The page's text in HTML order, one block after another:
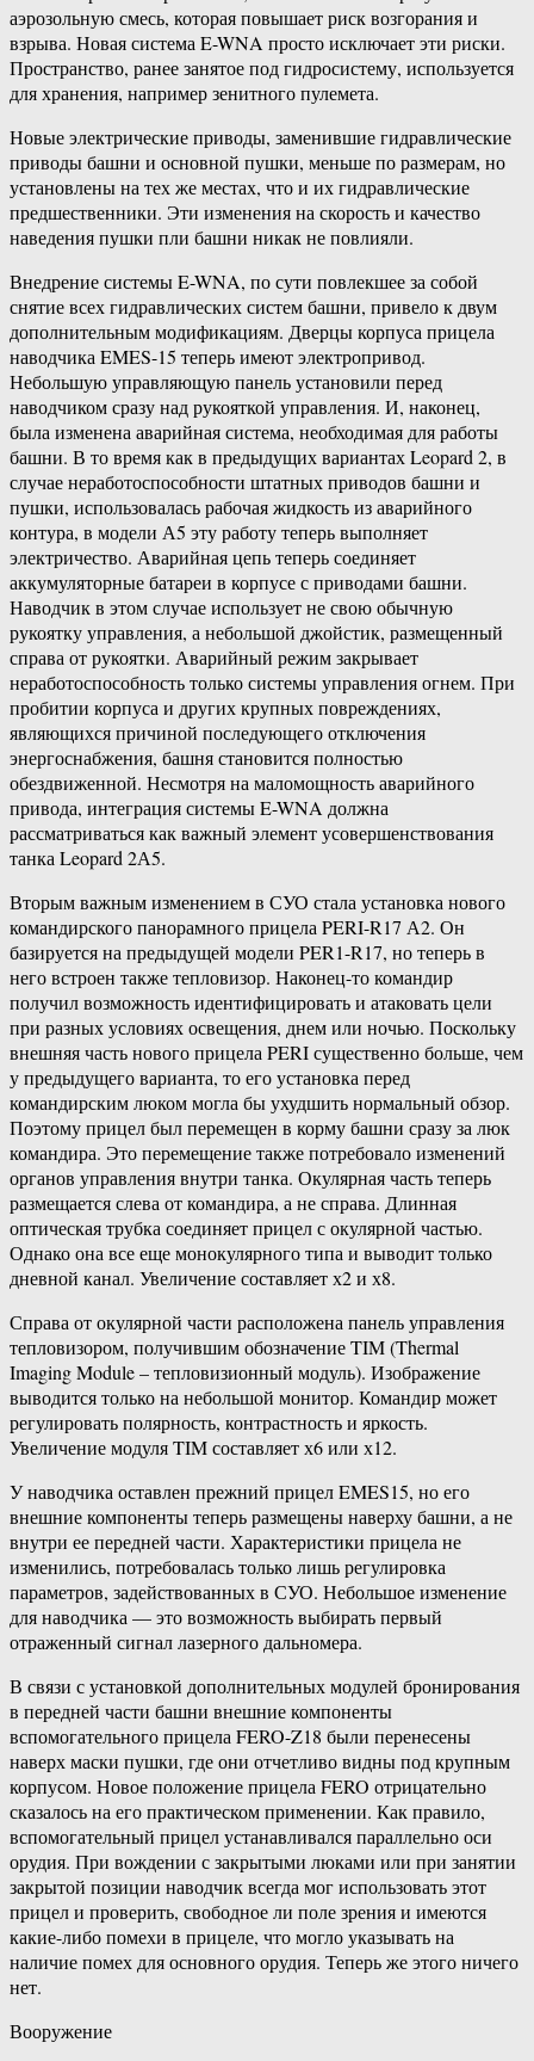
аэрозольную смесь, которая повышает риск возгорания и
взрыва. Новая система E-WNA просто исключает эти риски.
Пространство, ранее занятое под гидросистему, используется
для хранения, например зенитного пулемета.
Новые электрические приводы, заменившие гидравлические
приводы башни и основной пушки, меньше по размерам, но
установлены на тех же местах, что и их гидравлические
предшественники. Эти изменения на скорость и качество
наведения пушки пли башни никак не повлияли.
Внедрение системы E-WNA, по сути повлекшее за собой
снятие всех гидравлических систем башни, привело к двум
дополнительным модификациям. Дверцы корпуса прицела
наводчика EMES-15 теперь имеют электропривод.
Небольшую управляющую панель установили перед
наводчиком сразу над рукояткой управления. И, наконец,
была изменена аварийная система, необходимая для работы
башни. В то время как в предыдущих вариантах Leopard 2, в
случае неработоспособности штатных приводов башни и
пушки, использовалась рабочая жидкость из аварийного
контура, в модели А5 эту работу теперь выполняет
электричество. Аварийная цепь теперь соединяет
аккумуляторные батареи в корпусе с приводами башни.
Наводчик в этом случае использует не свою обычную
рукоятку управления, а небольшой джойстик, размещенный
справа от рукоятки. Аварийный режим закрывает
неработоспособность только системы управления огнем. При
пробитии корпуса и других крупных повреждениях,
являющихся причиной последующего отключения
энергоснабжения, башня становится полностью
обездвиженной. Несмотря на маломощность аварийного
привода, интеграция системы E-WNA должна
рассматриваться как важный элемент усовершенствования
танка Leopard 2А5.
Вторым важным изменением в СУО стала установка нового
командирского панорамного прицела PERI-R17 А2. Он
базируется на предыдущей модели PER1-R17, но теперь в
него встроен также тепловизор. Наконец-то командир
получил возможность идентифицировать и атаковать цели
при разных условиях освещения, днем или ночью. Поскольку
внешняя часть нового прицела PERI существенно больше, чем
у предыдущего варианта, то его установка перед
командирским люком могла бы ухудшить нормальный обзор.
Поэтому прицел был перемещен в корму башни сразу за люк
командира. Это перемещение также потребовало изменений
органов управления внутри танка. Окулярная часть теперь
размещается слева от командира, а не справа. Длинная
оптическая трубка соединяет прицел с окулярной частью.
Однако она все еще монокулярного типа и выводит только
дневной канал. Увеличение составляет х2 и х8.
Справа от окулярной части расположена панель управления
тепловизором, получившим обозначение TIM (Thermal
Imaging Module – тепловизионный модуль). Изображение
выводится только на небольшой монитор. Командир может
регулировать полярность, контрастность и яркость.
Увеличение модуля TIM составляет х6 или х12.
У наводчика оставлен прежний прицел EMES15, но его
внешние компоненты теперь размещены наверху башни, а не
внутри ее передней части. Характеристики прицела не
изменились, потребовалась только лишь регулировка
параметров, задействованных в СУО. Небольшое изменение
для наводчика — это возможность выбирать первый
отраженный сигнал лазерного дальномера.
В связи с установкой дополнительных модулей бронирования
в передней части башни внешние компоненты
вспомогательного прицела FERO-Z18 были перенесены
наверх маски пушки, где они отчетливо видны под крупным
корпусом. Новое положение прицела FERO отрицательно
сказалось на его практическом применении. Как правило,
вспомогательный прицел устанавливался параллельно оси
орудия. При вождении с закрытыми люками или при занятии
закрытой позиции наводчик всегда мог использовать этот
прицел и проверить, свободное ли поле зрения и имеются
какие-либо помехи в прицеле, что могло указывать на
наличие помех для основного орудия. Теперь же этого ничего
нет.
Вооружение